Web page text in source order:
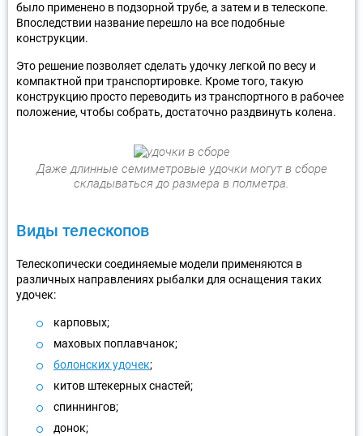
было применено в подзорной трубе, а затем и в телескопе.
Впоследствии название перешло на все подобные
конструкции.
Это решение позволяет сделать удочку легкой по весу и
компактной при транспортировке. Кроме того, такую
конструкцию просто переводить из транспортного в рабочее
положение, чтобы собрать, достаточно раздвинуть колена.
Даже длинные семиметровые удочки могут в сборе
складываться до размера в полметра.
Виды телескопов
Телескопически соединяемые модели применяются в
различных направлениях рыбалки для оснащения таких
удочек:
карповых;
маховых поплавчанок;
болонских удочек;
китов штекерных снастей;
спиннингов;
донок;